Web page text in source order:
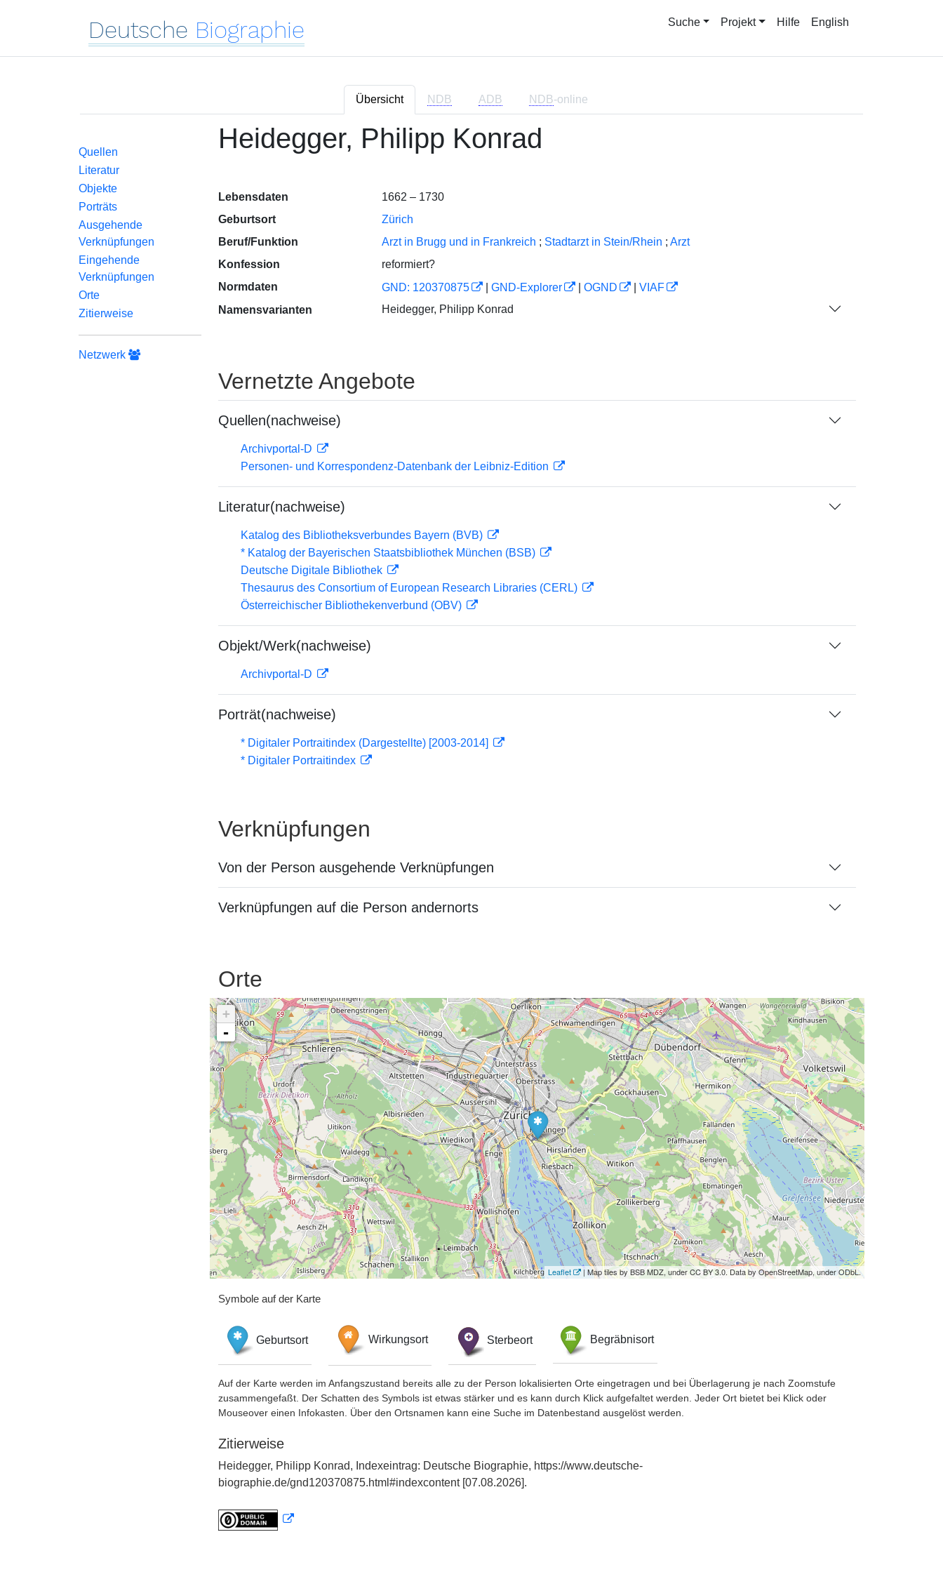
Deutsche Biographie Suche Projekt Hilfe English
Übersicht NDB ADB NDB-online
Quellen
Literatur
Objekte
Porträts
Ausgehende
Verknüpfungen
Eingehende
Verknüpfungen
Orte
Zitierweise
Netzwerk
Heidegger, Philipp Konrad
Lebensdaten
1662 – 1730
Geburtsort
Zürich
Beruf/Funktion
Arzt in Brugg und in Frankreich ; Stadtarzt in Stein/Rhein ; Arzt
Konfession
reformiert?
Normdaten
GND: 120370875 GND-Explorer OGND
VIAF
Namensvarianten
Heidegger, Philipp Konrad
Vernetzte Angebote
Quellen(nachweise)
Archivportal-D
Personen- und Korrespondenz-Datenbank der Leibniz-Edition
Literatur(nachweise)
Katalog des Bibliotheksverbundes Bayern (BVB)
* Katalog der Bayerischen Staatsbibliothek München (BSB)
Deutsche Digitale Bibliothek
Thesaurus des Consortium of European Research Libraries (CERL)
Österreichischer Bibliothekenverbund (OBV)
Objekt/Werk(nachweise)
Archivportal-D
Porträt(nachweise)
* Digitaler Portraitindex (Dargestellte) [2003-2014]
* Digitaler Portraitindex
Verknüpfungen
Von der Person ausgehende Verknüpfungen
Verknüpfungen auf die Person andernorts
Orte
+
-
Leaflet | Map tiles by BSB MDZ, under CC BY 3.0. Data by OpenStreetMap, under ODbL.
Symbole auf der Karte
Geburtsort Wirkungsort Sterbeort Begräbnisort
Auf der Karte werden im Anfangszustand bereits alle zu der Person lokalisierten Orte eingetragen und bei Überlagerung je nach Zoomstufe
zusammengefaßt. Der Schatten des Symbols ist etwas stärker und es kann durch Klick aufgefaltet werden. Jeder Ort bietet bei Klick oder
Mouseover einen Infokasten. Über den Ortsnamen kann eine Suche im Datenbestand ausgelöst werden.
Zitierweise
Heidegger, Philipp Konrad, Indexeintrag: Deutsche Biographie, https://www.deutsche-
biographie.de/gnd120370875.html#indexcontent [07.08.2026].